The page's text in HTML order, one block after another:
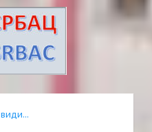
види...